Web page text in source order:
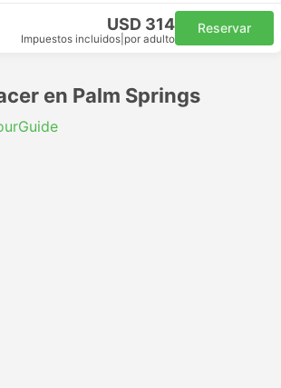
USD 314
Impuestos incluidos por adulto
Reservar
en Palm Springs